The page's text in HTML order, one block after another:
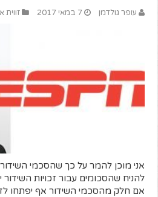
עופר גולדמן 7 במאי 2017
אני מוכן להמר על כך שהסכמי השידור
להניח שהסכומים עבור זכויות
אם חלק מהסכמי השידור אף יפתחו